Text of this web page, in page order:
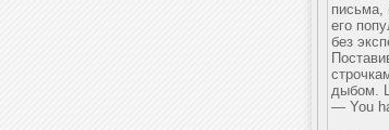
письма,
его
без
дыбом.
— You